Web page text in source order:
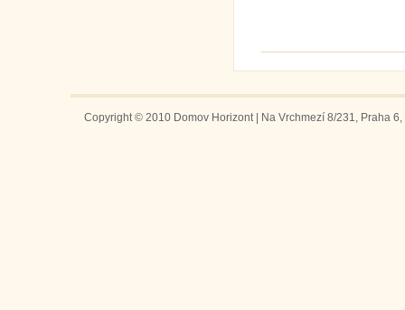
Copyright © 2010 Domov Horizont | Na Vrchmezí 8/231, Praha